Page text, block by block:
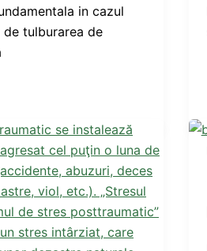
in cazul
tulburarea de